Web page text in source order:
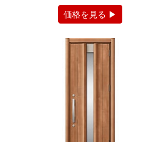
価格を見る ▶